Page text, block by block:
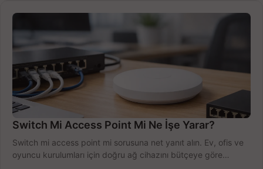
Switch Mi Access Point Mi Ne İşe Yarar?
Switch mi access point mi sorusuna net yanıt alın. Ev, ofis ve
oyuncu kurulumları için doğru ağ cihazını bütçeye göre